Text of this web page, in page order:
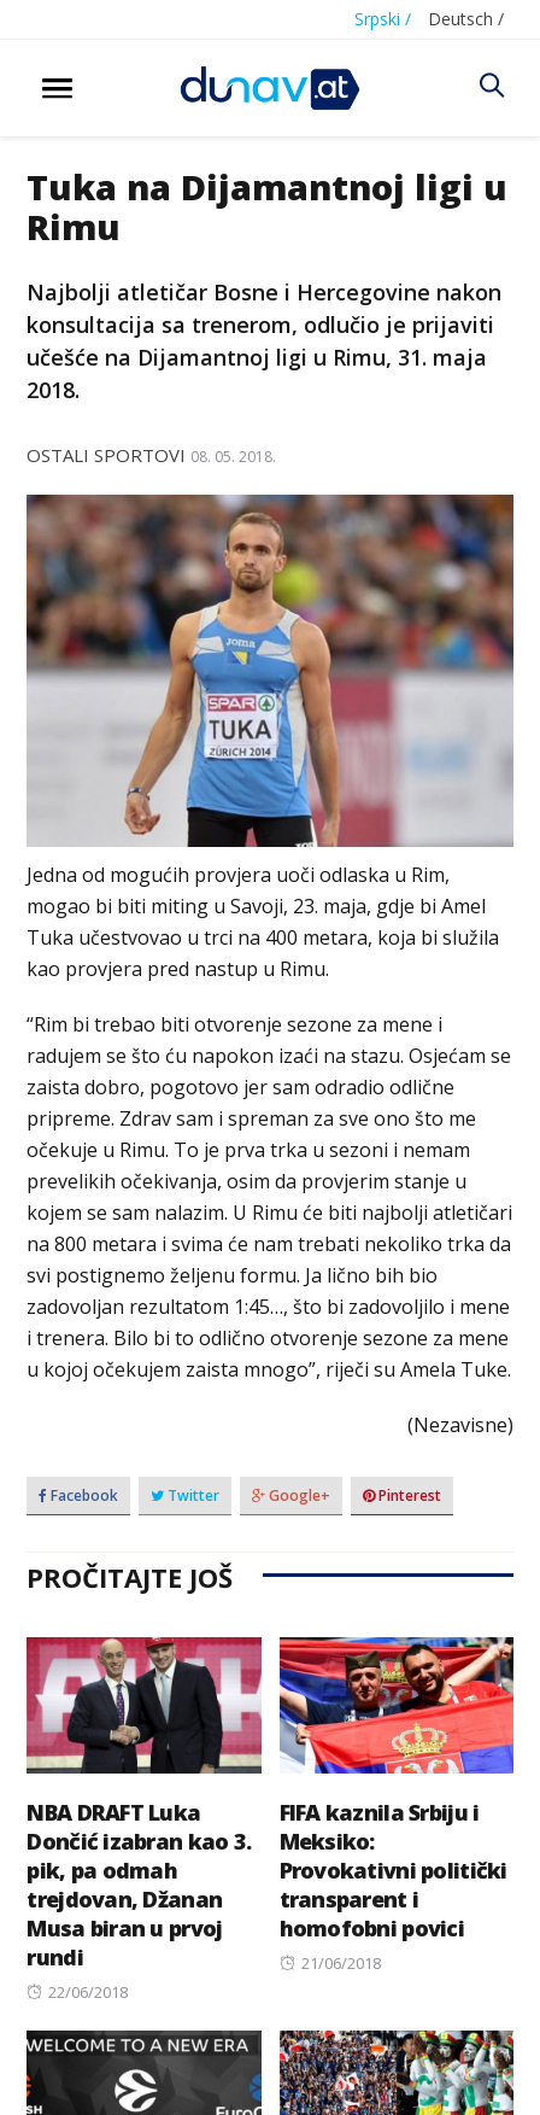
Srpski / Deutsch /
Tuka na Dijamantnoj ligi u
Rimu
Najbolji atletičar Bosne i Hercegovine nakon
konsultacija sa trenerom, odlučio je prijaviti
učešće na Dijamantnoj ligi u Rimu, 31. maja
2018.
OSTALI SPORTOVI 08. 05. 2018.
Jedna od mogućih provjera uoči odlaska u Rim,
mogao bi biti miting u Savoji, 23. maja, gdje bi Amel
Tuka učestvovao u trci na 400 metara, koja bi služila
kao provjera pred nastup u Rimu.
“Rim bi trebao biti otvorenje sezone za mene i
radujem se što ću napokon izaći na stazu. Osjećam se
zaista dobro, pogotovo jer sam odradio odlične
pripreme. Zdrav sam i spreman za sve ono što me
očekuje u Rimu. To je prva trka u sezoni i nemam
prevelikih očekivanja, osim da provjerim stanje u
kojem se sam nalazim. U Rimu će biti najbolji atletičari
na 800 metara i svima će nam trebati nekoliko trka da
svi postignemo željenu formu. Ja lično bih bio
zadovoljan rezultatom 1:45…, što bi zadovoljilo i mene
i trenera. Bilo bi to odlično otvorenje sezone za mene
u kojoj očekujem zaista mnogo”, riječi su Amela Tuke.
(Nezavisne)
Facebook Twitter Google+ Pinterest
PROČITAJTE JOŠ
NBA DRAFT Luka
Dončić izabran kao 3.
pik, pa odmah
trejdovan, Džanan
Musa biran u prvoj
rundi
Posted
22/06/2018
FIFA kaznila Srbiju i
Meksiko:
Provokativni politički
transparent i
homofobni povici
Posted
21/06/2018